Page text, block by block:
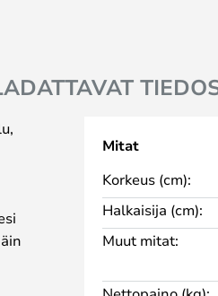
Mitat
Korkeus (cm):
Halkaisija (cm):
Muut mitat: